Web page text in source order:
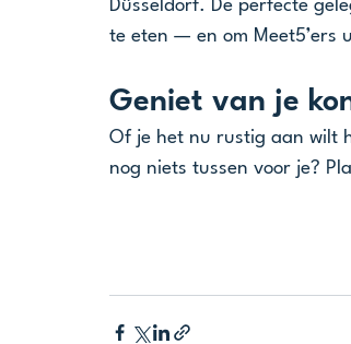
Düsseldorf. De perfecte
te eten — en om Meet5’ers
Geniet van je
Of je het nu rustig aan wilt
nog niets tussen voor je?